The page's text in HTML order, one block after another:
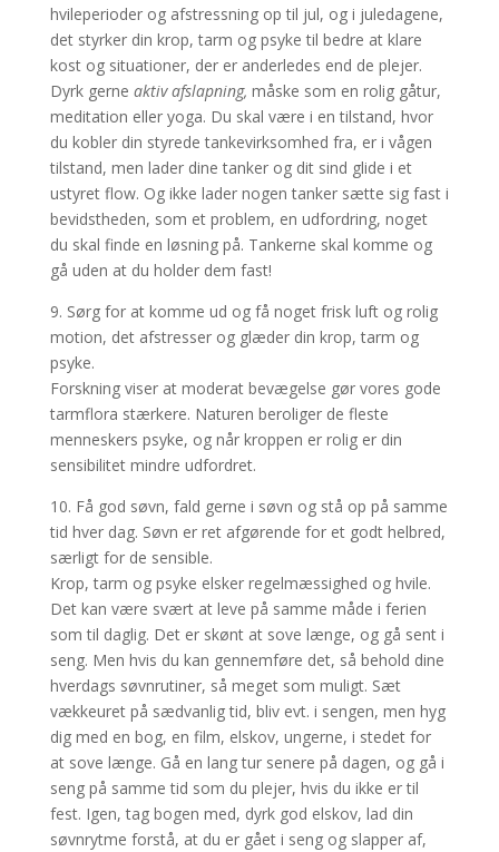
hvileperioder og afstressning op til jul, og i juledagene,
det styrker din krop, tarm og psyke til bedre at klare
kost og situationer, der er anderledes end de plejer.
Dyrk gerne aktiv afslapning, måske som en rolig gåtur,
meditation eller yoga. Du skal være i en tilstand, hvor
du kobler din styrede tankevirksomhed fra, er i vågen
tilstand, men lader dine tanker og dit sind glide i et
ustyret flow. Og ikke lader nogen tanker sætte sig fast i
bevidstheden, som et problem, en udfordring, noget
du skal finde en løsning på. Tankerne skal komme og
gå uden at du holder dem fast!
9. Sørg for at komme ud og få noget frisk luft og rolig
motion, det afstresser og glæder din krop, tarm og
psyke.
Forskning viser at moderat bevægelse gør vores gode
tarmflora stærkere. Naturen beroliger de fleste
menneskers psyke, og når kroppen er rolig er din
sensibilitet mindre udfordret.
10. Få god søvn, fald gerne i søvn og stå op på samme
tid hver dag. Søvn er ret afgørende for et godt helbred,
særligt for de sensible.
Krop, tarm og psyke elsker regelmæssighed og hvile.
Det kan være svært at leve på samme måde i ferien
som til daglig. Det er skønt at sove længe, og gå sent i
seng. Men hvis du kan gennemføre det, så behold dine
hverdags søvnrutiner, så meget som muligt. Sæt
vækkeuret på sædvanlig tid, bliv evt. i sengen, men hyg
dig med en bog, en film, elskov, ungerne, i stedet for
at sove længe. Gå en lang tur senere på dagen, og gå i
seng på samme tid som du plejer, hvis du ikke er til
fest. Igen, tag bogen med, dyrk god elskov, lad din
søvnrytme forstå, at du er gået i seng og slapper af,